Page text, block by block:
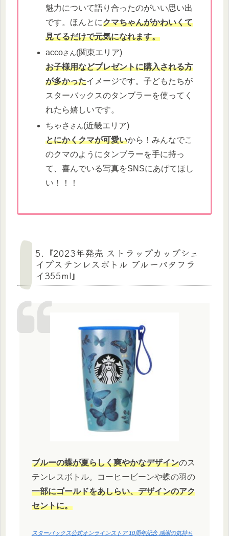
魅力について語り合ったのがいい思い出
です。ほんとにクマちゃんがかわいくて
見てるだけで元気になれます。
accoさん(関東エリア)
お子様用などプレゼントに購入される方
が多かったイメージです。子どもたちが
スターバックスのタンブラーを使ってく
れたら嬉しいです。
ちゃさ さん(近畿エリア)
とにかくクマが可愛いから！みんなでこ
のクマのようにタンブラーを手に持っ
て、喜んでいる写真をSNSにあげてほし
い！！！
5.『2023年発売 ストラップカップシェ
イプステンレスボトル ブルーバタフラ
イ355ml』
ブルーの蝶が夏らしく爽やかなデザインのス
テンレスボトル。コーヒービーンや蝶の羽の
一部にゴールドをあしらい、デザインのアク
セントに。
スターバックス公式オンラインストア 10周年記念 感謝の気持ち